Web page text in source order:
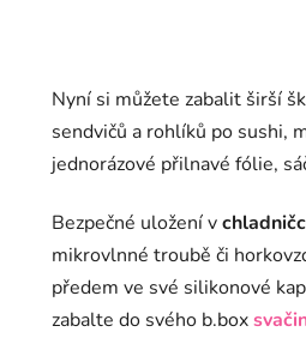
Nyní si můžete zabalit širší
sendvičů a rohlíků po sushi,
jednorázové přilnavé fólie,
Bezpečné uložení v
mikrovlnné troubě či
předem ve své silikonové
zabalte do svého b.box